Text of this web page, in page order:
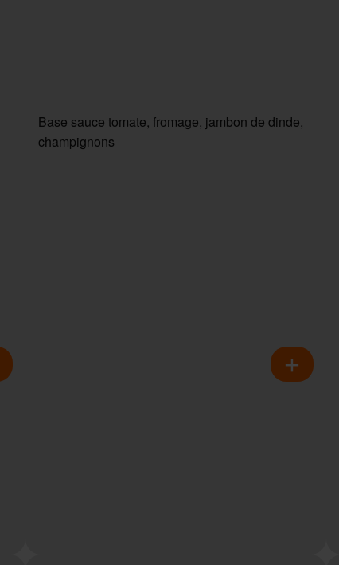
Base sauce tomate, fromage, jambon de dinde,
champignons